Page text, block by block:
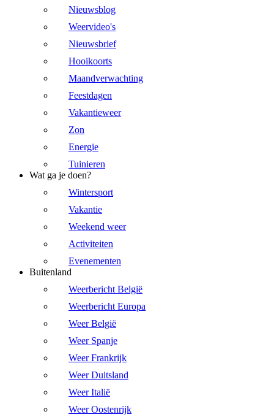
Nieuwsblog
Weervideo's
Nieuwsbrief
Hooikoorts
Maandverwachting
Feestdagen
Vakantieweer
Zon
Energie
Tuinieren
Wat ga je doen?
Wintersport
Vakantie
Weekend weer
Activiteiten
Evenementen
Buitenland
Weerbericht België
Weerbericht Europa
Weer België
Weer Spanje
Weer Frankrijk
Weer Duitsland
Weer Italië
Weer Oostenrijk